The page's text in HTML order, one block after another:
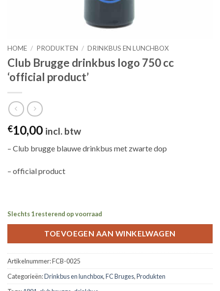
HOME / PRODUKTEN / DRINKBUS EN LUNCHBOX
Club Brugge drinkbus logo 750 cc
‘official product’
€10,00 incl. btw
– Club brugge blauwe drinkbus met zwarte dop
– official product
Slechts 1 resterend op voorraad
TOEVOEGEN AAN WINKELWAGEN
Artikelnummer:FCB-0025
Categorieën:Drinkbus en lunchbox,FC Bruges,Produkten